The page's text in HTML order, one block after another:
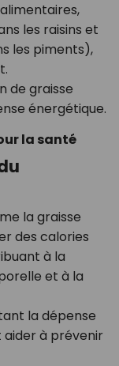
les raisins et
les piments),
de graisse
énergétique.
la santé
la graisse
des calories
à la
et à la
la dépense
aider à prévenir